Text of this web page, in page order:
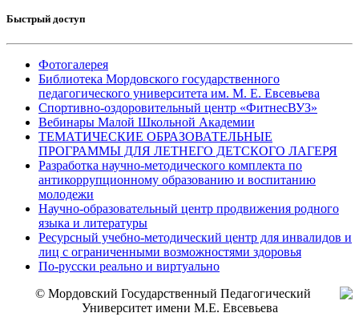
Быстрый доступ
Фотогалерея
Библиотека Мордовского государственного
педагогического университета им. М. Е. Евсевьева
Спортивно-оздоровительный центр «ФитнесВУЗ»
Вебинары Малой Школьной Академии
ТЕМАТИЧЕСКИЕ ОБРАЗОВАТЕЛЬНЫЕ
ПРОГРАММЫ ДЛЯ ЛЕТНЕГО ДЕТСКОГО ЛАГЕРЯ
Разработка научно-методического комплекта по
антикоррупционному образованию и воспитанию
молодежи
Научно-образовательный центр продвижения родного
языка и литературы
Ресурсный учебно-методический центр для инвалидов и
лиц с ограниченными возможностями здоровья
По-русски реально и виртуально
© Мордовский Государственный Педагогический
Университет имени М.Е. Евсевьева